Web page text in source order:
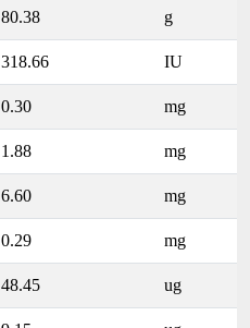
80.38 g
318.66 IU
0.30 mg
1.88 mg
6.60 mg
0.29 mg
48.45 ug